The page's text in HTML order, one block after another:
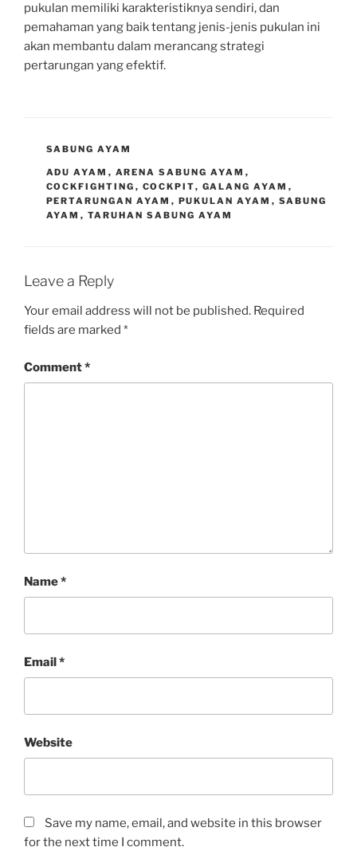
pukulan memiliki karakteristiknya sendiri, dan
pemahaman yang baik tentang jenis-jenis pukulan ini
akan membantu dalam merancang strategi
pertarungan yang efektif.
CATEGORIES
SABUNG AYAM
TAGS
ADU AYAM , ARENA SABUNG AYAM ,
COCKFIGHTING , COCKPIT, GALANG AYAM ,
PERTARUNGAN AYAM , PUKULAN AYAM , SABUNG
AYAM , TARUHAN SABUNG AYAM
Leave a Reply
Your email address will not be published. Required
fields are marked *
Comment*
Name*
Email*
Website
Save my name, email, and website in this browser
for the next time I comment.